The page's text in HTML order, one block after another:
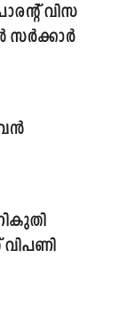
വിസ
സർക്കാർ
വിപണി